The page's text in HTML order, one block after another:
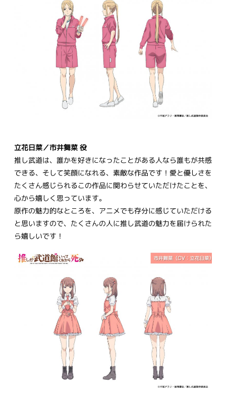
立花日菜／市井舞菜 役
推し武道は、誰かを好きになったことがある人なら誰もが共感
できる、そして笑顔になれる、素敵な作品です！愛と優しさを
たくさん感じられるこの作品に関わらせていただけたことを、
心から嬉しく思っています。
原作の魅力的なところを、アニメでも存分に感じていただける
と思いますので、たくさんの人に推し武道の魅力を届けられた
ら嬉しいです！